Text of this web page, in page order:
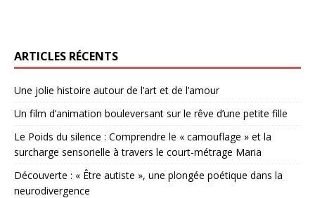
ARTICLES RÉCENTS
Une jolie histoire autour de l’art et de l’amour
Un film d’animation bouleversant sur le rêve d’une petite fille
Le Poids du silence : Comprendre le « camouflage » et la
surcharge sensorielle à travers le court-métrage Maria
Découverte : « Être autiste », une plongée poétique dans la
neurodivergence